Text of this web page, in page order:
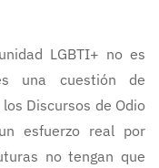
LGBTI+ no es
una cuestión de
Discursos de Odio
esfuerzo real por
no tengan que